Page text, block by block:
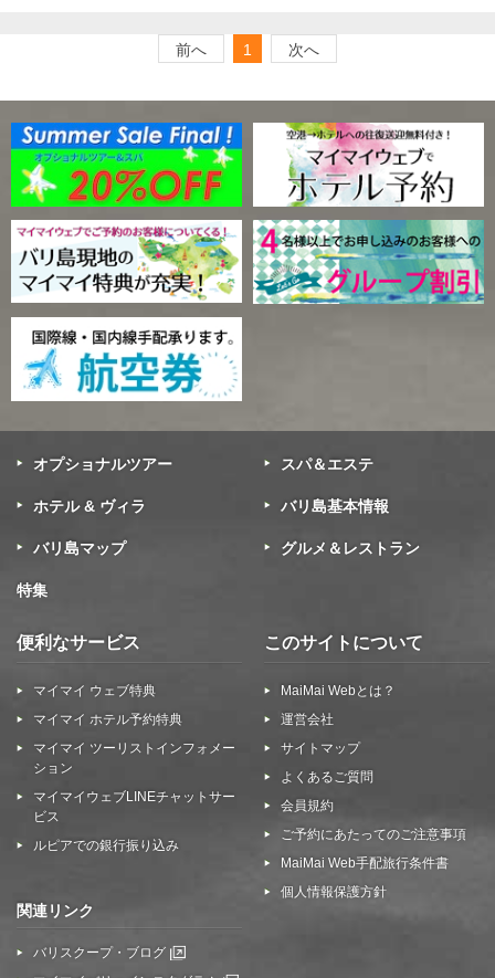
前へ 1 次へ
オプショナルツアー スパ＆エステ
ホテル & ヴィラ バリ島基本情報
バリ島マップ グルメ＆レストラン
特集
便利なサービス
マイマイ ウェブ特典
マイマイ ホテル予約特典
マイマイ ツーリストインフォメー
ション
マイマイウェブLINEチャットサー
ビス
ルピアでの銀行振り込み
このサイトについて
MaiMai Webとは？
運営会社
サイトマップ
よくあるご質問
会員規約
ご予約にあたってのご注意事項
MaiMai Web手配旅行条件書
個人情報保護方針
関連リンク
バリスクープ・ブログ